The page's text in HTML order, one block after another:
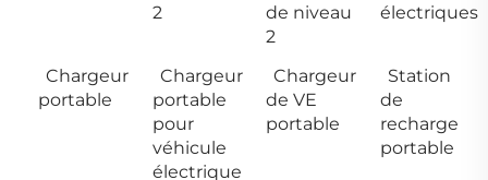
2
de niveau
2
électriques
Chargeur
portable
Chargeur
portable
pour
véhicule
électrique
Chargeur
de VE
portable
Station
de
recharge
portable